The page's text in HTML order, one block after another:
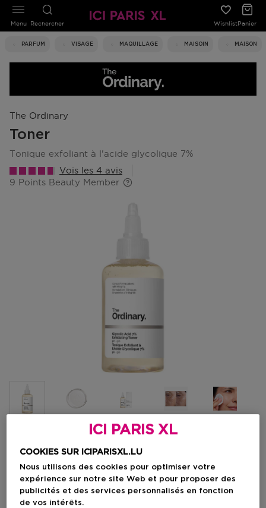
Rechercher WishlistPanier
PARFUM VISAGE MAQUILLAGE MAISOIN MAISON
Menu
The Ordinary
Toner
tonique exfoliant à l'acide glycolique 7%
Vois les 4 avis
9 Points Beauty Member
Choisissez votre format
100 ML
100 ML
ICI PARIS XL
COOKIES SUR ICIPARISXL.LU
Nous utilisons des cookies pour optimiser votre
expérience sur notre site Web et pour proposer des
publicités et des services personnalisés en fonction
de vos intérêts.